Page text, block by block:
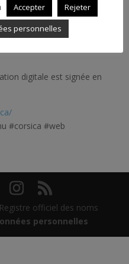
moderne, où
peuvent
digitale est signée en
#corsica #web
officiel des noms
personnelles
Accepter
Rejeter
personnelles